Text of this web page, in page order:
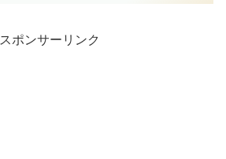
スポンサーリンク